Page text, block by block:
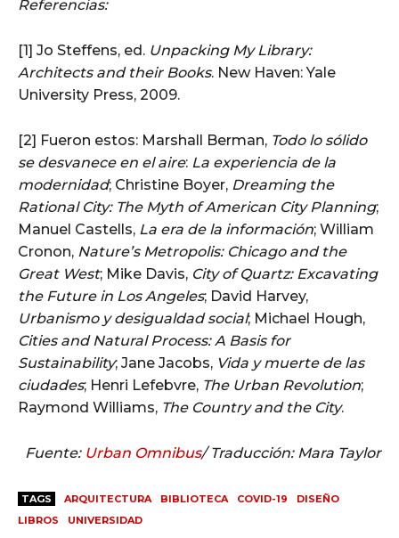
Referencias:
[1] Jo Steffens, ed. Unpacking My Library:
Architects and their Books. New Haven: Yale
University Press, 2009.
[2] Fueron estos: Marshall Berman, Todo lo sólido
se desvanece en el aire: La experiencia de la
modernidad; Christine Boyer, Dreaming the
Rational City: The Myth of American City Planning;
Manuel Castells, La era de la información; William
Cronon, Nature’s Metropolis: Chicago and the
Great West; Mike Davis, City of Quartz: Excavating
the Future in Los Angeles; David Harvey,
Urbanismo y desigualdad social; Michael Hough,
Cities and Natural Process: A Basis for
Sustainability; Jane Jacobs, Vida y muerte de las
ciudades; Henri Lefebvre, The Urban Revolution;
Raymond Williams, The Country and the City.
Fuente: Urban Omnibus/ Traducción: Mara Taylor
TAGS ARQUITECTURA BIBLIOTECA COVID-19
DISEÑO
LIBROS
UNIVERSIDAD